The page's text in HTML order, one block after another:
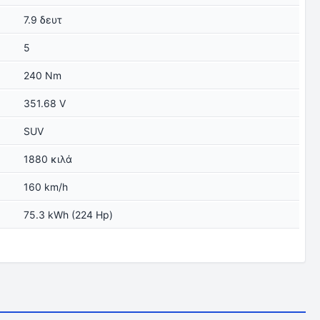
7.9 δευτ
5
240 Nm
351.68 V
SUV
1880 κιλά
160 km/h
75.3 kWh (224 Hp)